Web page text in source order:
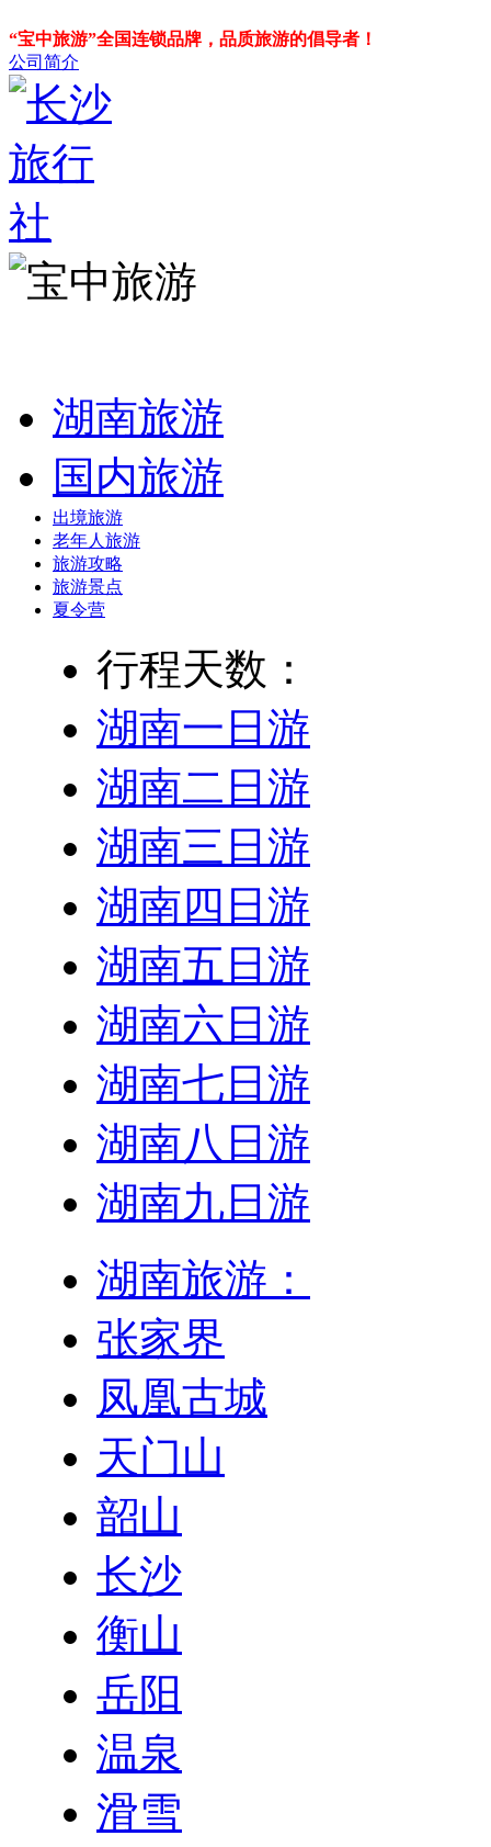
“宝中旅游”全国连锁品牌，品质旅游的倡导者！
公司简介
湖南旅游
国内旅游
出境旅游
老年人旅游
旅游攻略
旅游景点
夏令营
行程天数：
湖南一日游
湖南二日游
湖南三日游
湖南四日游
湖南五日游
湖南六日游
湖南七日游
湖南八日游
湖南九日游
湖南旅游：
张家界
凤凰古城
天门山
韶山
长沙
衡山
岳阳
温泉
滑雪